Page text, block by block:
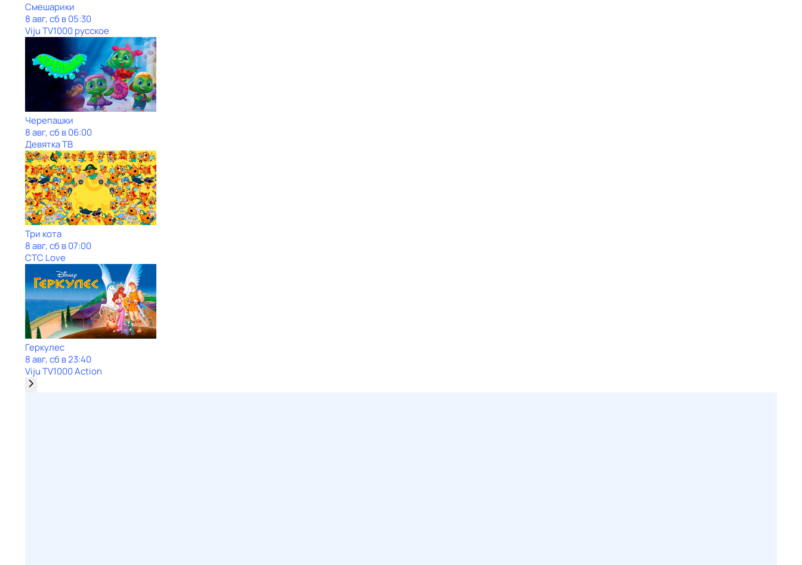
Смешарики
8 авг, сб в 05:30
Viju TV1000 русское
Черепашки
8 авг, сб в 06:00
Девятка ТВ
Три кота
8 авг, сб в 07:00
СТС Love
Геркулес
8 авг, сб в 23:40
Viju TV1000 Action